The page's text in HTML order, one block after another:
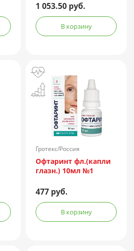
1 053.50 руб.
В корзину
Гротекс/Россия
Офтаринт фл.(капли
глазн.) 10мл №1
477 руб.
В корзину